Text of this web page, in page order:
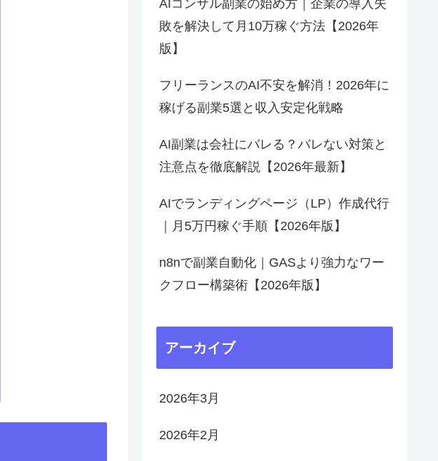
AIコンサル副業の始め方｜企業の導入失
敗を解決して月10万稼ぐ方法【2026年
版】
フリーランスのAI不安を解消！2026年に
稼げる副業5選と収入安定化戦略
AI副業は会社にバレる？バレない対策と
注意点を徹底解説【2026年最新】
AIでランディングページ（LP）作成代行
｜月5万円稼ぐ手順【2026年版】
n8nで副業自動化｜GASより強力なワー
クフロー構築術【2026年版】
アーカイブ
2026年3月
2026年2月